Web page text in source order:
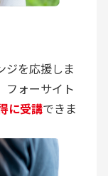
ジを応援しま
フォーサイト
に受講できま